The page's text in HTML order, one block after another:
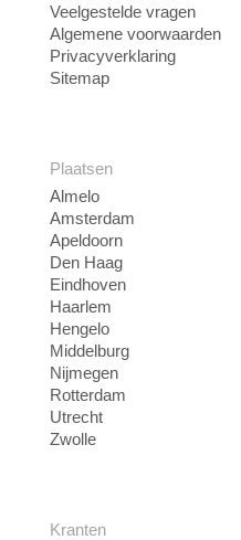
Veelgestelde vragen
Algemene voorwaarden
Privacyverklaring
Sitemap
Plaatsen
Almelo
Amsterdam
Apeldoorn
Den Haag
Eindhoven
Haarlem
Hengelo
Middelburg
Nijmegen
Rotterdam
Utrecht
Zwolle
Kranten